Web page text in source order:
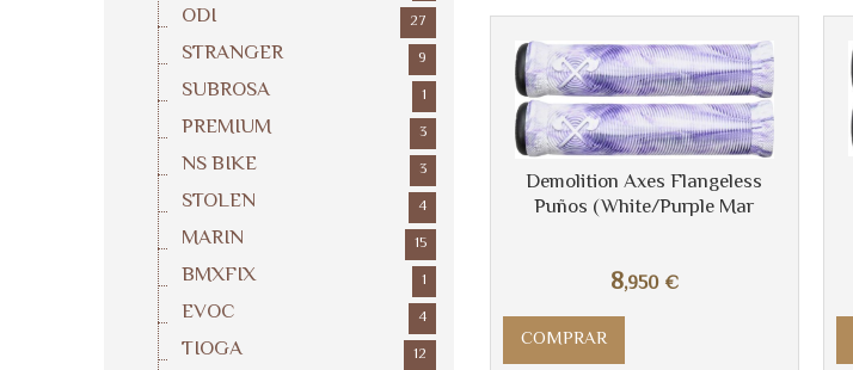
ODI 27
STRANGER 9
SUBROSA 1
PREMIUM 3
NS BIKE 3
STOLEN 4
MARIN 15
BMXFIX 1
EVOC 4
TIOGA 12
Demolition Axes Flangeless
Puños (White/Purple Mar
8,950 €
COMPRAR